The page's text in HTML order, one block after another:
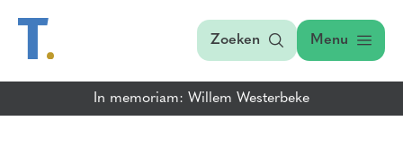
Zoeken Menu
In memoriam: Willem Westerbeke